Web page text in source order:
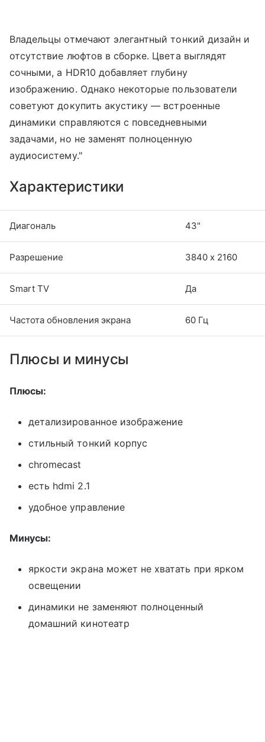
Владельцы отмечают элегантный тонкий дизайн и
отсутствие люфтов в сборке. Цвета выглядят
сочными, а HDR10 добавляет глубину
изображению. Однако некоторые пользователи
советуют докупить акустику — встроенные
динамики справляются с повседневными
задачами, но не заменят полноценную
аудиосистему."
Характеристики
Диагональ 43"
Разрешение 3840 х 2160
Smart TV Да
Частота обновления экрана 60 Гц
Плюсы и минусы
Плюсы:
детализированное изображение
стильный тонкий корпус
chromecast
есть hdmi 2.1
удобное управление
Минусы:
яркости экрана может не хватать при ярком
освещении
динамики не заменяют полноценный
домашний кинотеатр